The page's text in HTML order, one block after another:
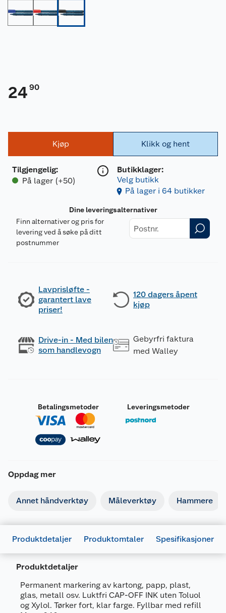
24 90
Kjøp
Tilgjengelig:
På lager (+50)
Klikk og hent
Butikklager:
Velg butikk
På lager i 64 butikker
Dine leveringsalternativer
Finn alternativer og pris for
levering ved å søke på ditt
postnummer
Lavprisløfte -
garantert lave
priser!
120 dagers åpent
kjøp
Drive-in - Med bilen
som handlevogn
Gebyrfri faktura
med Walley
Betalingsmetoder Leveringsmetoder
Oppdag mer
Annet håndverktøy Måleverktøy Hammere
Produktdetaljer Produktomtaler Spesifikasjoner
Produktdetaljer
Permanent markering av kartong, papp, plast,
glas, metall osv. Luktfri CAP-OFF INK uten Toluol
og Xylol. Tørker fort, klar farge. Fyllbar med refill
Generelt
Artikkelnummer
4004675006370
Leverandørens artikkelnummer
84304
Farge
Forpakningsmål
Bruttovekt
0.02 kg